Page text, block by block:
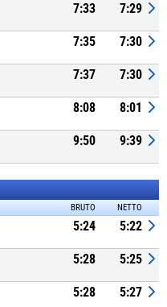
7:33 7:29
7:35 7:30
7:37 7:30
8:08 8:01
9:50 9:39
BRUTO NETTO
5:24 5:22
5:28 5:25
5:28 5:27